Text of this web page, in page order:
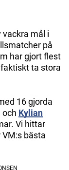
vackra mål i
på
har gjort flest
ta stora
16 gjorda
och Kylian
Vi hittar
bästa